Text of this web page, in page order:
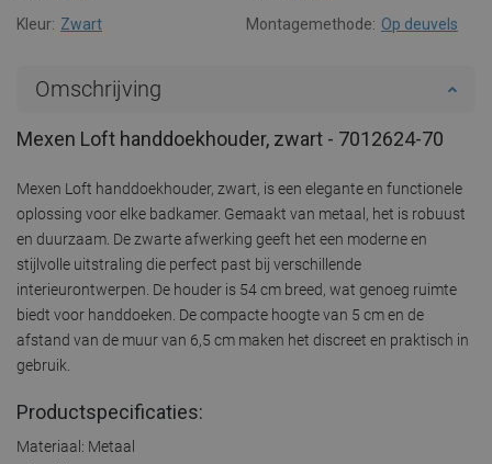
Kleur: Zwart Montagemethode: Op deuvels
Omschrijving
Mexen Loft handdoekhouder, zwart - 7012624-70
Mexen Loft handdoekhouder, zwart, is een elegante en functionele
oplossing voor elke badkamer. Gemaakt van metaal, het is robuust
en duurzaam. De zwarte afwerking geeft het een moderne en
stijlvolle uitstraling die perfect past bij verschillende
interieurontwerpen. De houder is 54 cm breed, wat genoeg ruimte
biedt voor handdoeken. De compacte hoogte van 5 cm en de
afstand van de muur van 6,5 cm maken het discreet en praktisch in
gebruik.
Productspecificaties:
Materiaal: Metaal